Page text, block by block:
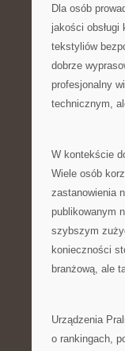
Dla osób
jakości
tekstyliów
dobrze
profesjonalny
technicznym,
W kontekście
Wiele osób
zastanowienia
publikowanym
szybszym
konieczności
branżową, ale
Urządzenia
o rankingach,